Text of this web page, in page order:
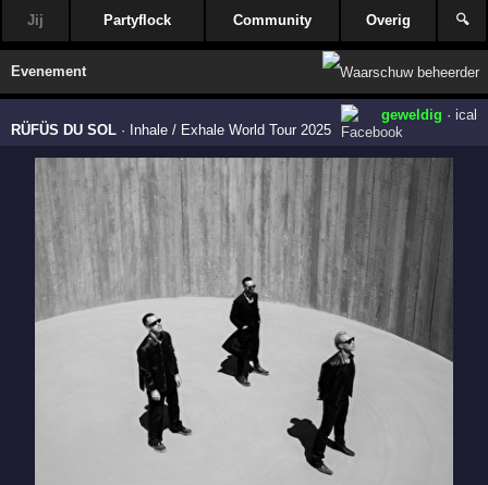
Jij Partyflock Community Overig 🔍
Evenement
RÜFÜS DU SOL · Inhale / Exhale World Tour 2025
geweldig · ical